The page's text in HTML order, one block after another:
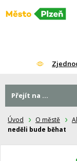
Přeskočit
Úvod O městě
neděli bude běhat
Přejít na ...